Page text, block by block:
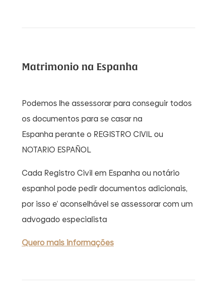
Matrimonio na Espanha
Podemos lhe assessorar para conseguir todos
os documentos para se casar na
Espanha perante o REGISTRO CIVIL ou
NOTARIO ESPAÑOL
Cada Registro Civil em Espanha ou notário
espanhol pode pedir documentos adicionais,
por isso e’ aconselhável se assessorar com um
advogado especialista
Quero mais informações